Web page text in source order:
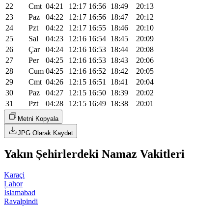
22
Cmt 04:21 12:17 16:56 18:49
20:13
23
Paz 04:22 12:17 16:56 18:47
20:12
24
Pzt 04:22 12:17 16:55 18:46
20:10
25
Sal 04:23 12:16 16:54 18:45
20:09
26
Çar 04:24 12:16 16:53 18:44
20:08
27
Per 04:25 12:16 16:53 18:43
20:06
28
Cum 04:25 12:16 16:52 18:42
20:05
29
Cmt 04:26 12:15 16:51 18:41
20:04
30
Paz 04:27 12:15 16:50 18:39
20:02
31
Pzt 04:28 12:15 16:49 18:38 20:01
Metni Kopyala
JPG Olarak Kaydet
Yakın Şehirlerdeki Namaz Vakitleri
Karaçi
Lahor
İslamabad
Ravalpindi